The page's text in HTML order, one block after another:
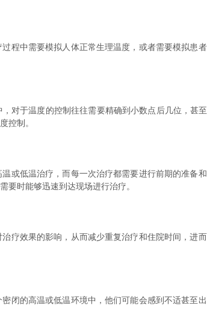
中需要模拟人体正常生理温度，或者需要模拟患
于温度的控制往往需要精确到小数点后几位，甚
控制。
低温治疗，而每一次治疗都需要进行前期的准备
要时能够迅速到达现场进行治疗。
效果的影响，从而减少重复治疗和住院时间，进
的高温或低温环境中，他们可能会感到不适甚至